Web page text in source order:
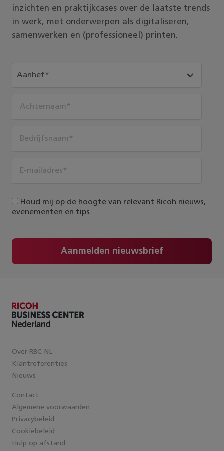
inzichten en praktijkcases over de laatste trends
in werk, met onderwerpen als digitaliseren,
samenwerken en (professioneel) printen.
Houd mij op de hoogte van relevant Ricoh nieuws,
evenementen en tips.
Aanmelden nieuwsbrief
Over RBC NL
Klantreferenties
Nieuws
Contact
Algemene voorwaarden
Privacybeleid
Cookiebeleid
Hulp op afstand